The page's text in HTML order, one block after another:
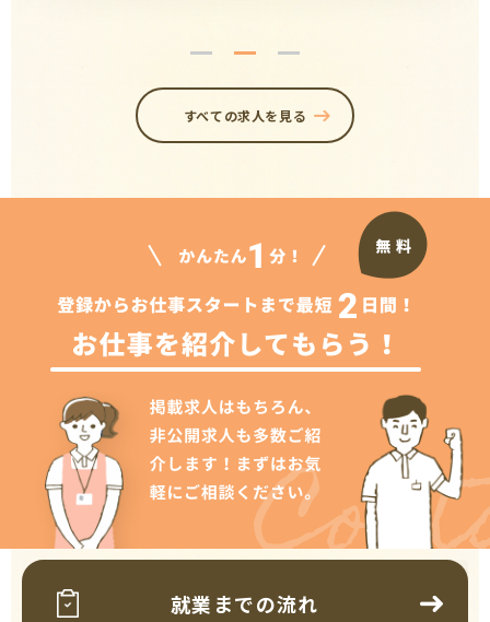
すべての求人を見る
就業までの流れ